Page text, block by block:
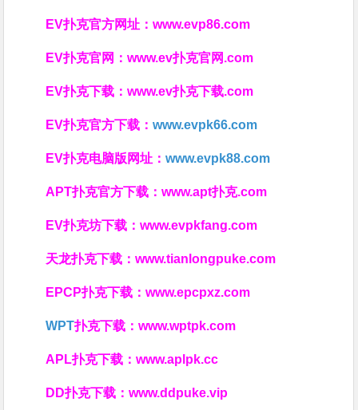
EV扑克官方网址：www.evp86.com
EV扑克官网：www.ev扑克官网.com
EV扑克下载：www.ev扑克下载.com
EV扑克官方下载：www.evpk66.com
EV扑克电脑版网址：www.evpk88.com
APT扑克官方下载：www.apt扑克.com
EV扑克坊下载：www.evpkfang.com
天龙扑克下载：www.tianlongpuke.com
EPCP扑克下载：www.epcpxz.com
WPT扑克下载：www.wptpk.com
APL扑克下载：www.aplpk.cc
DD扑克下载：www.ddpuke.vip